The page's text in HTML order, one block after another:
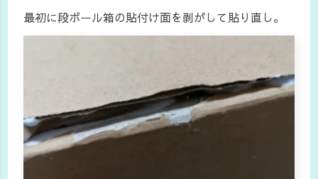
最初に段ボール箱の貼付け面を剥がして貼り直し。